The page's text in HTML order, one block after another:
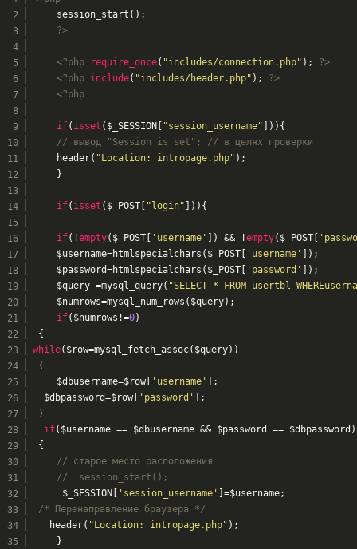
	session_start();
?>
<?php require_once( "includes/connection.php" ); ?>
<?php include( "includes/header.php" ); ?>
<?php
if( isset ($_SESSION[ "session_username" ])){
// вывод "Session is set"; // в целях проверки
	header(
"Location: intropage.php" );
	}
if( isset ($_POST[ "login" ])){
if(!empty($_POST[ 'username' ]) && !empty($_POST[
	$username=htmlspecialchars($_POST[
'username'
]);
	$password=htmlspecialchars($_POST[
'password'
]);
	$query =mysql_query(
"SELECT * FROM usertbl
	$numrows=mysql_num_rows($query);
if($numrows!=0)
{
while($row=mysql_fetch_assoc($query))
{
	$dbusername=$row[
'username'
];
  $dbpassword=$row[
'password'
];
}
if($username == $dbusername && $password == $dbpassword)
{
// старое место расположения
//  session_start();
	 $_SESSION[
'session_username'
/* Перенаправление браузера */
   header(
"Location: intropage.php" );
	}